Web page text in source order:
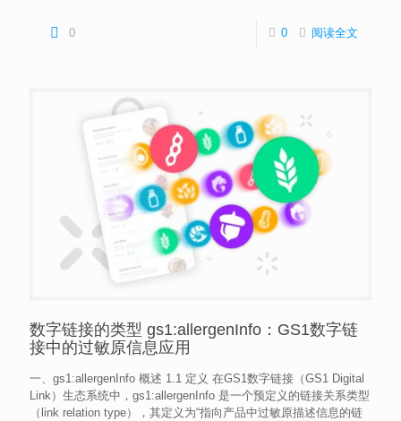
0 0 阅读全文
数字链接的类型 gs1:allergenInfo：GS1数字链
接中的过敏原信息应用
一、gs1:allergenInfo 概述 1.1 定义 在GS1数字链接（GS1 Digital
Link）生态系统中，gs1:allergenInfo 是一个预定义的链接关系类型
（link relation type），其定义为“指向产品中过敏原描述信息的链